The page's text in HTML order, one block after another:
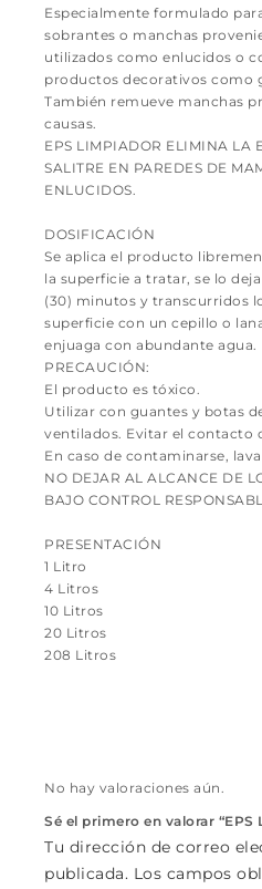
Especialmente formulado
sobrantes o manchas
utilizados como enlucidos o
productos decorativos como
También remueve manchas
causas.
EPS LIMPIADOR ELIMINA LA
SALITRE EN PAREDES DE
ENLUCIDOS.
DOSIFICACIÓN
Se aplica el producto
la superficie a tratar, se lo
(30) minutos y transcurridos
superficie con un cepillo o
enjuaga con abundante agua.
PRECAUCIÓN:
El producto es tóxico.
Utilizar con guantes y botas
ventilados. Evitar el contacto
En caso de contaminarse,
NO DEJAR AL ALCANCE DE
BAJO CONTROL
PRESENTACIÓN
1 Litro
4 Litros
10 Litros
20 Litros
208 Litros
No hay valoraciones aún.
Sé el primero en valorar “EPS
Tu dirección de correo
publicada. Los campos